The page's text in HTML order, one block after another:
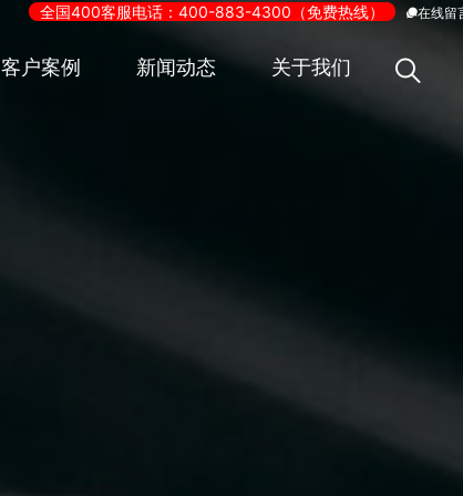
全国400客服电话：400-883-4300（免费热线） 在线留
客户案例 新闻动态 关于我们